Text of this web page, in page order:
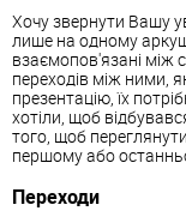
Хочу звернути Вашу
лише на одному
взаємопов'язані між
переходів між ними,
презентацію, їх
хотіли, щоб
того, щоб
першому або
Переходи